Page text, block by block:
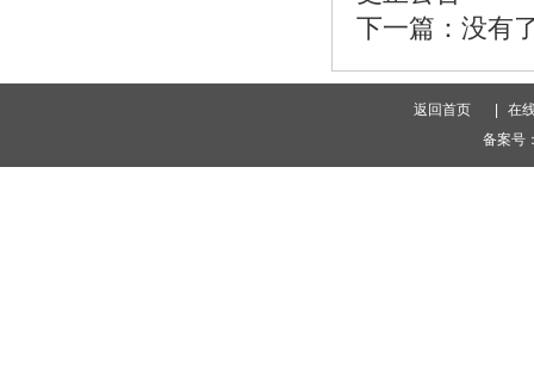
下一篇： 没有
返回首页
在
备案号